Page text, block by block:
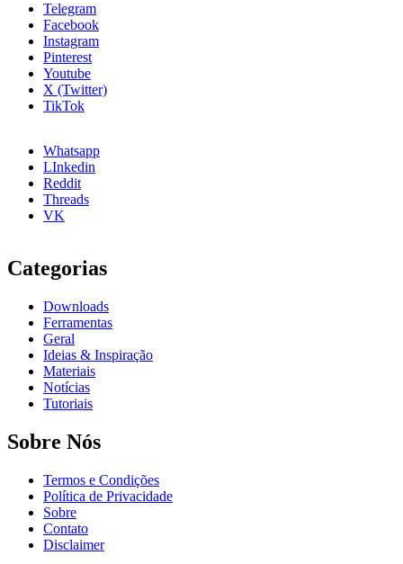
Telegram
Facebook
Instagram
Pinterest
Youtube
X (Twitter)
TikTok
Whatsapp
LInkedin
Reddit
Threads
VK
Categorias
Downloads
Ferramentas
Geral
Ideias & Inspiração
Materiais
Notícias
Tutoriais
Sobre Nós
Termos e Condições
Política de Privacidade
Sobre
Contato
Disclaimer